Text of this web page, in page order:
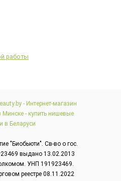
работы
- Интернет-магазин
- купить нишевые
в Беларуси
"Биобьюти". Св-во о гос.
выдано 13.02.2013
УНП 191923469.
реестре 08.11.2022